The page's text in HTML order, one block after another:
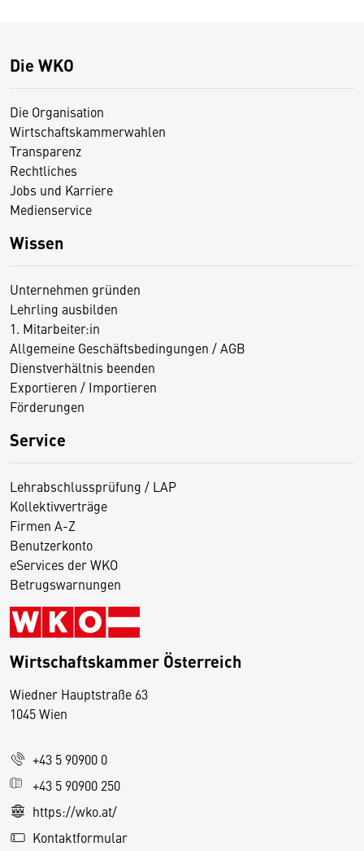
Die WKO
Die Organisation
Wirtschaftskammerwahlen
Transparenz
Rechtliches
Jobs und Karriere
Medienservice
Wissen
Unternehmen gründen
Lehrling ausbilden
1. Mitarbeiter:in
Allgemeine Geschäftsbedingungen / AGB
Dienstverhältnis beenden
Exportieren / Importieren
Förderungen
Service
Lehrabschlussprüfung / LAP
Kollektivverträge
Firmen A-Z
Benutzerkonto
eServices der WKO
Betrugswarnungen
Wirtschaftskammer Österreich
Wiedner Hauptstraße 63
1045 Wien
+43 5 90900 0
+43 5 90900 250
https://wko.at/
Kontaktformular
D
s
e
S
e